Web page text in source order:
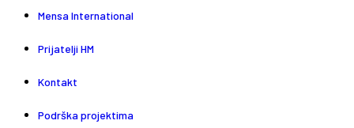
Mensa International
Prijatelji HM
Kontakt
Podrška projektima